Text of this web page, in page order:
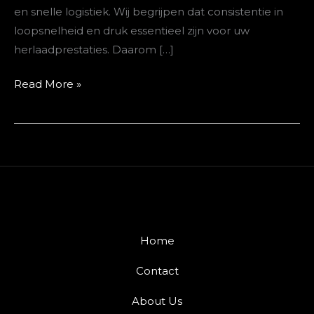
en snelle logistiek. Wij begrijpen dat consistentie in
loopsnelheid en druk essentieel zijn voor uw
herlaadprestaties. Daarom […]
Read More »
Home
Contact
About Us